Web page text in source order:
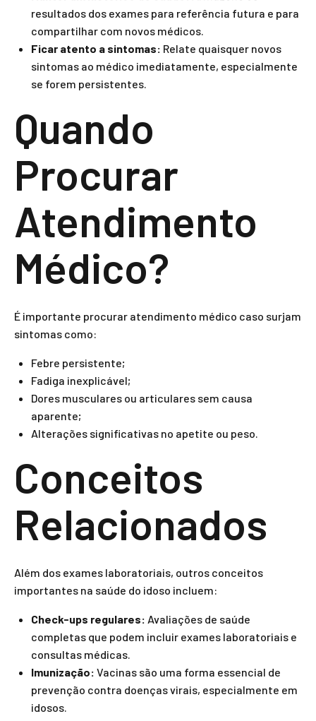
resultados dos exames para referência futura e para
compartilhar com novos médicos.
Ficar atento a sintomas: Relate quaisquer novos
sintomas ao médico imediatamente, especialmente
se forem persistentes.
Quando
Procurar
Atendimento
Médico?
É importante procurar atendimento médico caso surjam
sintomas como:
Febre persistente;
Fadiga inexplicável;
Dores musculares ou articulares sem causa
aparente;
Alterações significativas no apetite ou peso.
Conceitos
Relacionados
Além dos exames laboratoriais, outros conceitos
importantes na saúde do idoso incluem:
Check-ups regulares: Avaliações de saúde
completas que podem incluir exames laboratoriais e
consultas médicas.
Imunização: Vacinas são uma forma essencial de
prevenção contra doenças virais, especialmente em
idosos.